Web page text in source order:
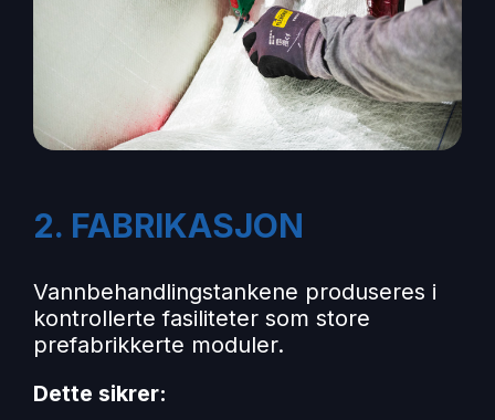
2. FABRIKASJON
Vannbehandlingstankene produseres i
kontrollerte fasiliteter som store
prefabrikkerte moduler.
Dette sikrer: